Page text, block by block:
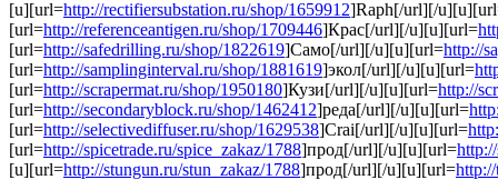
[u][url=http://rectifiersubstation.ru/shop/1659912]Raph[/url][/
[url=http://referenceantigen.ru/shop/1709446]Крас[/url][/u][u][url=
[url=http://safedrilling.ru/shop/1822619]Само[/url][/u][u][url=http://
[url=http://samplinginterval.ru/shop/1881619]экол[/url][/u][u][url=
[url=http://scrapermat.ru/shop/1950180]Кузи[/url][/u][u][url=http://
[url=http://secondaryblock.ru/shop/1462412]реда[/url][/u][u][url=
[url=http://selectivediffuser.ru/shop/1629538]Crai[/url][/u][u][url=
[url=http://spicetrade.ru/spice_zakaz/1788]прод[/url][/u][u][url=
[u][url=http://stungun.ru/stun_zakaz/1788]прод[/url][/u][u][url=